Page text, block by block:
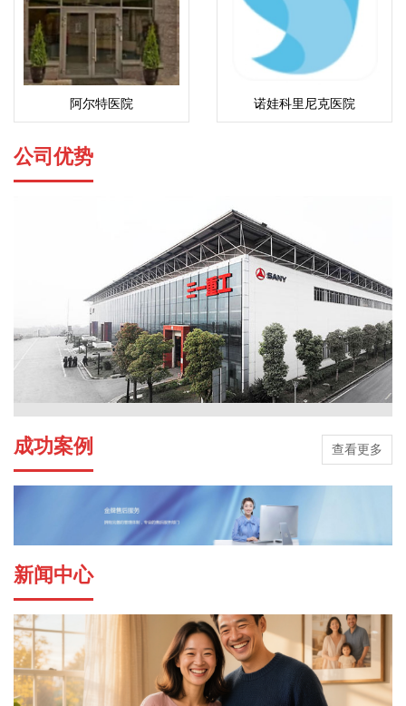
阿尔特医院 诺娃科里尼克医院
公司优势
成功案例 查看更多
新闻中心